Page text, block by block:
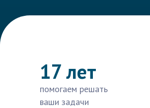
17 лет
помогаем решать
ваши задачи